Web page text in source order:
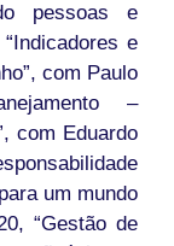
pessoas e
e
com Paulo
–
com Eduardo
um mundo
“Gestão de